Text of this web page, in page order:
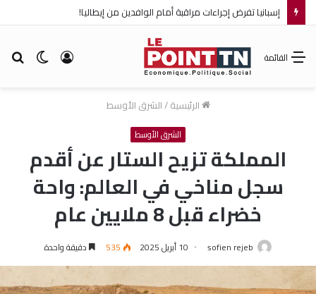
إسبانيا تفرض إجراءات مراقبة أمام الوافدين من إيطاليا!
الوضع تسجيل
القائمة
الرئيسية/الشرق الأوسط
الشرق الأوسط
المملكة تزيح الستار عن أقدم
سجل مناخي في العالم: واحة
خضراء قبل 8 ملايين عام
sofien rejeb 10 أبريل 2025 535 دقيقة واحدة